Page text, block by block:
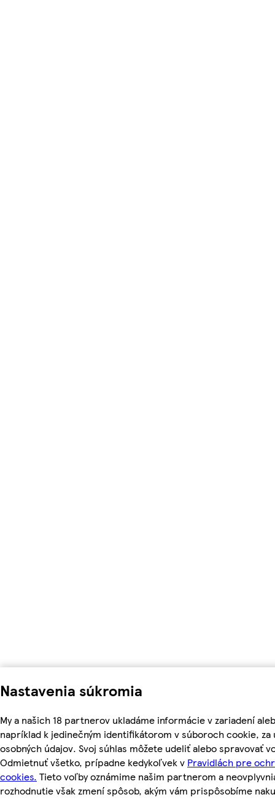
Nastavenia súkromia
My a našich 18 partnerov ukladáme informácie v zariadení
napríklad k jedinečným identifikátorom v súboroch cookie,
osobných údajov. Svoj súhlas môžete udeliť alebo spravovať
Odmietnuť všetko, prípadne kedykoľvek v Pravidlách pre
cookies. Tieto voľby oznámime našim partnerom a
rozhodnutie však zmení spôsob, akým vám prispôsobíme